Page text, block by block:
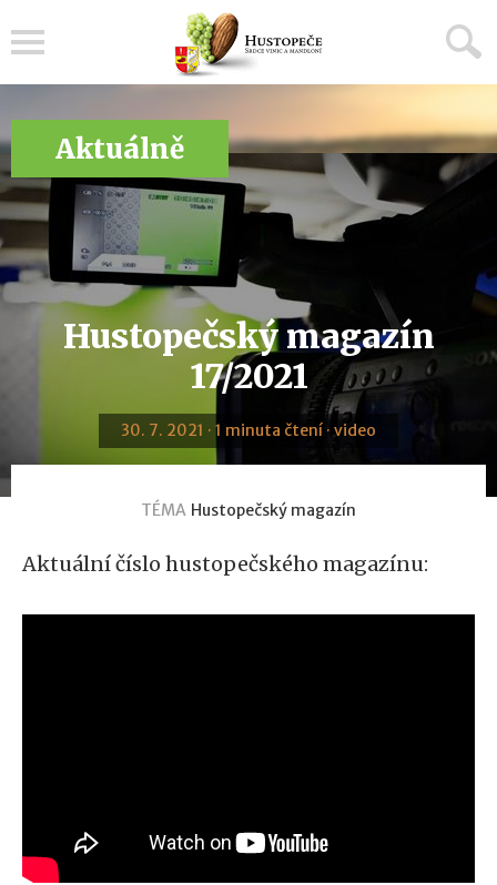
Aktuálně
Hustopečský magazín
17/2021
30. 7. 2021 · 1 minuta čtení · video
TÉMA Hustopečský magazín
Aktuální číslo hustopečského magazínu: